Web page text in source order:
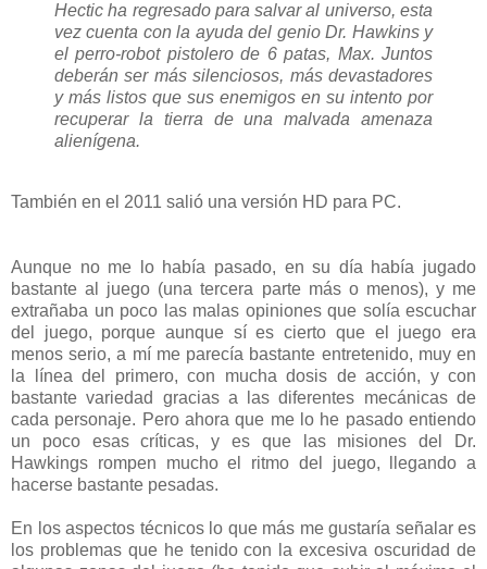
Hectic ha regresado para salvar al universo, esta
vez cuenta con la ayuda del genio Dr. Hawkins y
el perro-robot pistolero de 6 patas, Max. Juntos
deberán ser más silenciosos, más devastadores
y más listos que sus enemigos en su intento por
recuperar la tierra de una malvada amenaza
alienígena.
También en el 2011 salió una versión HD para PC.
Aunque no me lo había pasado, en su día había jugado
bastante al juego (una tercera parte más o menos), y me
extrañaba un poco las malas opiniones que solía escuchar
del juego, porque aunque sí es cierto que el juego era
menos serio, a mí me parecía bastante entretenido, muy en
la línea del primero, con mucha dosis de acción, y con
bastante variedad gracias a las diferentes mecánicas de
cada personaje. Pero ahora que me lo he pasado entiendo
un poco esas críticas, y es que las misiones del Dr.
Hawkings rompen mucho el ritmo del juego, llegando a
hacerse bastante pesadas.
En los aspectos técnicos lo que más me gustaría señalar es
los problemas que he tenido con la excesiva oscuridad de